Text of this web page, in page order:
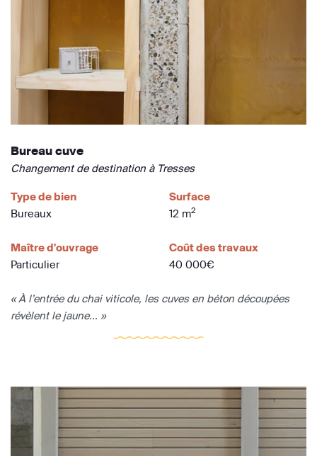
Bureau cuve
Changement de destination à Tresses
Type de bien
Bureaux
Surface
12 m2
Maître d'ouvrage
Particulier
Coût des travaux
40 000€
« À l’entrée du chai viticole, les cuves en béton découpées
révèlent le jaune... »